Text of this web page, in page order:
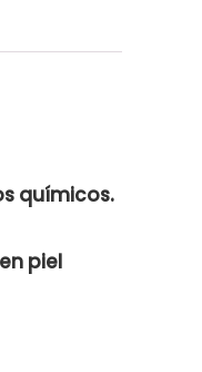
químicos.
en piel